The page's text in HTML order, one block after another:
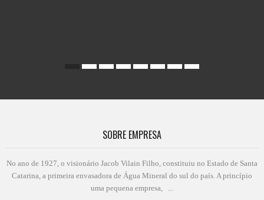
SOBRE EMPRESA
No ano de 1927, o visionário Jacob Vilain Filho, constituiu no Estado de Santa
Catarina, a primeira envasadora de Água Mineral do sul do país. A princípio
uma pequena empresa, ...